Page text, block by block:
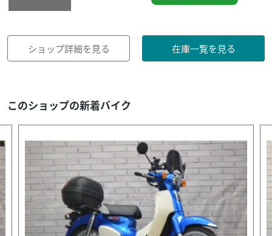
ショップ詳細を見る 在庫一覧を見る
このショップの新着バイク